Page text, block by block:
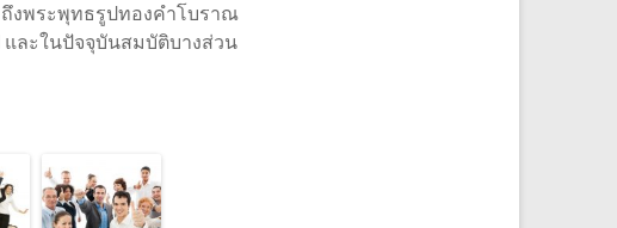
งพระพุทธรูปทองคำโบราณ
และในปัจจุบันสมบัติบางส่วน